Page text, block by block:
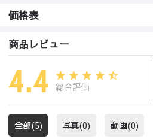
価格表
商品レビュー
4.4 総合評価
全部(5) 写真(0) 動画(0)